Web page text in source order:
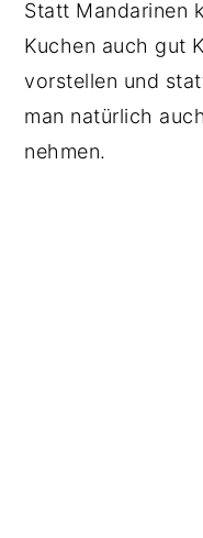
Statt Mandarinen
Kuchen auch gut
vorstellen und
man natürlich
nehmen.